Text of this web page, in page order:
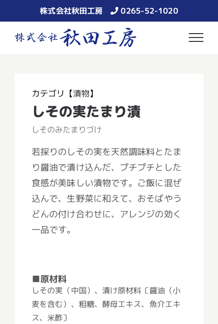
to
content
株式会社秋田工房 0265-52-1020
カテゴリ【漬物】
しその実たまり漬
しそのみたまりづけ
若採りのしその実を天然調味料とたま
り醤油で漬け込んだ、プチプチとした
食感が美味しい漬物です。ご飯に混ぜ
込んで、生野菜に和えて、おそばやう
どんの付け合わせに、アレンジの効く
一品です。
■原材料
しその実（中国）、漬け原材料〔醤油（小
麦を含む）、粗糖、酵母エキス、魚介エキ
ス、米酢〕